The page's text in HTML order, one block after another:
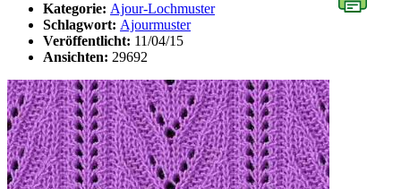
Kategorie: Ajour-Lochmuster
Schlagwort: Ajourmuster
Veröffentlicht: 11/04/15
Ansichten: 29692